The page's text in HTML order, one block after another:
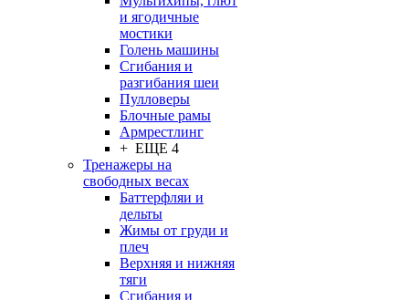
и ягодичные
мостики
Голень машины
Сгибания и
разгибания шеи
Пулловеры
Блочные рамы
Армрестлинг
+ ЕЩЕ 4
Тренажеры на
свободных весах
Баттерфляи и
дельты
Жимы от груди и
плеч
Верхняя и нижняя
тяги
Сгибания и